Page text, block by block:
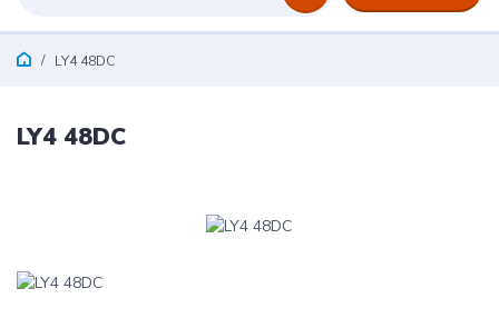
LY4 48DC
LY4 48DC